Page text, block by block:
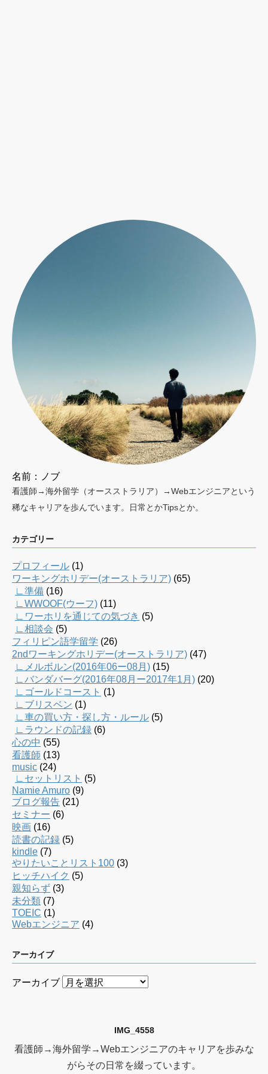
名前：ノブ
看護師→海外留学（オースストラリア）→Webエンジニアという
稀なキャリアを歩んでいます。日常とかTipsとか。
カテゴリー
プロフィール (1)
ワーキングホリデー(オーストラリア) (65)
∟準備 (16)
∟WWOOF(ウーフ) (11)
∟ワーホリを通じての気づき (5)
∟相談会 (5)
フィリピン語学留学 (26)
2ndワーキングホリデー(オーストラリア) (47)
∟メルボルン(2016年06ー08月) (15)
∟バンダバーグ(2016年08月ー2017年1月) (20)
∟ゴールドコースト (1)
∟ブリスベン (1)
∟車の買い方・探し方・ルール (5)
∟ラウンドの記録 (6)
心の中 (55)
看護師 (13)
music (24)
∟セットリスト (5)
Namie Amuro (9)
ブログ報告 (21)
セミナー (6)
映画 (16)
読書の記録 (5)
kindle (7)
やりたいことリスト100 (3)
ヒッチハイク (5)
親知らず (3)
未分類 (7)
TOEIC (1)
Webエンジニア (4)
アーカイブ
アーカイブ
IMG_4558
看護師→海外留学→Webエンジニアのキャリアを歩みな
がらその日常を綴っています。